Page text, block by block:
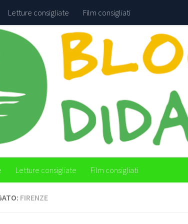
Letture consigliate Film consigliati
Letture consigliate Film consigliati
FIRENZE